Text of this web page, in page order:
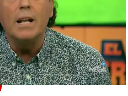
de 2017, 01:58